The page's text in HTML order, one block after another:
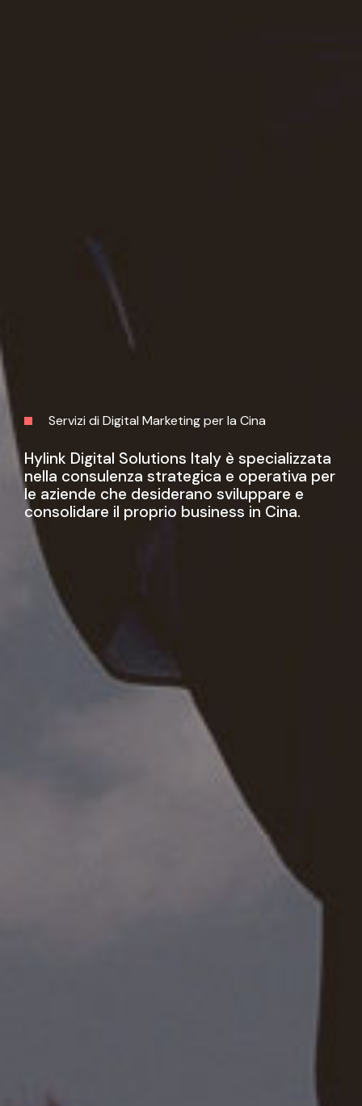
Servizi di Digital Marketing per la Cina
Hylink Digital Solutions Italy è specializzata
nella consulenza strategica e operativa per
le aziende che desiderano sviluppare e
consolidare il proprio business in Cina.